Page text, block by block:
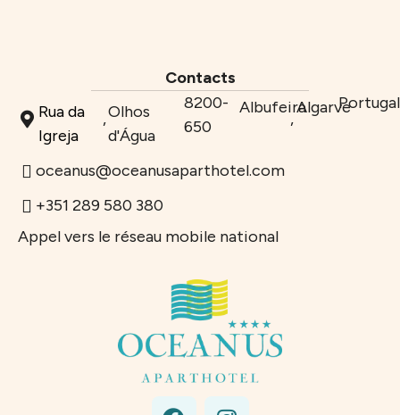
Contacts
Rua da
Igreja
,Olhos
d'Água
8200-
650
Albufeira
,
AlgarvePortugal
oceanus@oceanusaparthotel.com
+351 289 580 380
Appel vers le réseau mobile national